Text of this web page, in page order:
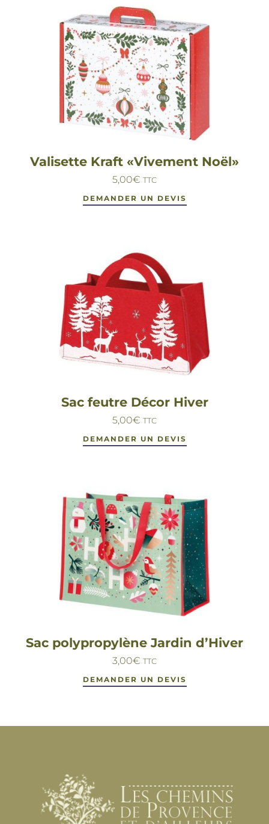
Valisette Kraft «Vivement Noël»
5,00€ TTC
DEMANDER UN DEVIS
Sac feutre Décor Hiver
5,00€ TTC
DEMANDER UN DEVIS
Sac polypropylène Jardin d’Hiver
3,00€ TTC
DEMANDER UN DEVIS